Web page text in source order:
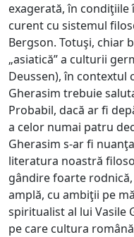
exagerată, în condiţiile
curent cu sistemul
Bergson. Totuşi, chiar
„asiatică” a culturii
Deussen), în contextul
Gherasim trebuie
Probabil, dacă ar fi
a celor numai patru
Gherasim s-ar fi
literatura noastră
gândire foarte
amplă, cu ambiţii pe
spiritualist al lui Vasile
pe care cultura